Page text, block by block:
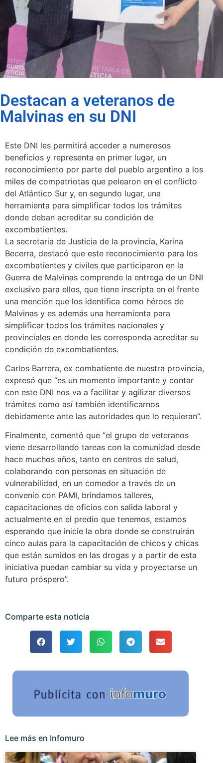
Destacan a veteranos de
Malvinas en su DNI
Este DNI les permitirá acceder a numerosos
beneficios y representa en primer lugar, un
reconocimiento por parte del pueblo argentino a los
miles de compatriotas que pelearon en el conflicto
del Atlántico Sur y, en segundo lugar, una
herramienta para simplificar todos los trámites
donde deban acreditar su condición de
excombatientes.
La secretaria de Justicia de la provincia, Karina
Becerra, destacó que este reconocimiento para los
excombatientes y civiles que participaron en la
Guerra de Malvinas comprende la entrega de un DNI
exclusivo para ellos, que tiene inscripta en el frente
una mención que los identifica como héroes de
Malvinas y es además una herramienta para
simplificar todos los trámites nacionales y
provinciales en donde les corresponda acreditar su
condición de excombatientes.
Carlos Barrera, ex combatiente de nuestra provincia,
expresó que “es un momento importante y contar
con este DNI nos va a facilitar y agilizar diversos
trámites como así también identificarnos
debidamente ante las autoridades que lo requieran”.
Finalmente, comentó que “el grupo de veteranos
viene desarrollando tareas con la comunidad desde
hace muchos años, tanto en centros de salud,
colaborando con personas en situación de
vulnerabilidad, en un comedor a través de un
convenio con PAMI, brindamos talleres,
capacitaciones de oficios con salida laboral y
actualmente en el predio que tenemos, estamos
esperando que inicie la obra donde se construirán
cinco aulas para la capacitación de chicos y chicas
que están sumidos en las drogas y a partir de esta
iniciativa puedan cambiar su vida y proyectarse un
futuro próspero”.
Comparte esta noticia
Lee más en Infomuro